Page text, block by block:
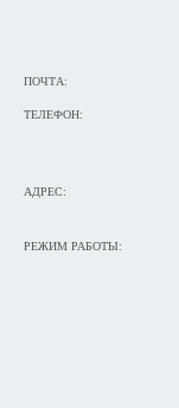
ПОЧТА:
ТЕЛЕФОН:
АДРЕС:
РЕЖИМ РАБОТЫ: